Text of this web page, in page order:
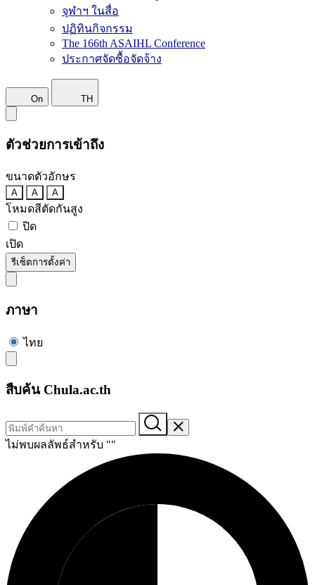
จุฬาฯ ในสื่อ
ปฏิทินกิจกรรม
The 166th ASAIHL Conference
ประกาศจัดซื้อจัดจ้าง
On TH
ตัวช่วยการเข้าถึง
ขนาดตัวอักษร
A A A
โหมดสีตัดกันสูง
ปิด
เปิด
รีเซ็ตการตั้งค่า
ภาษา
ไทย
สืบค้น Chula.ac.th
ไม่พบผลลัพธ์สำหรับ ""